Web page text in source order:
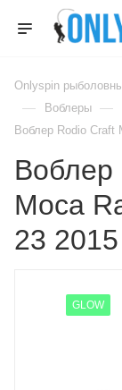
Onlyspin
— Воблеры —
Воблер Rodio Craft
Воблер
Moca
23
GLOW